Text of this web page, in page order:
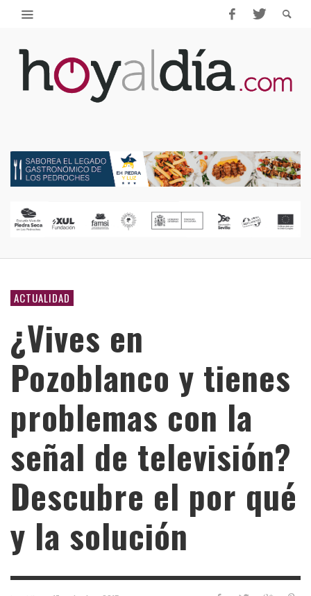
ACTUALIDAD
¿Vives en
Pozoblanco y tienes
problemas con la
señal de televisión?
Descubre el por qué
y la solución